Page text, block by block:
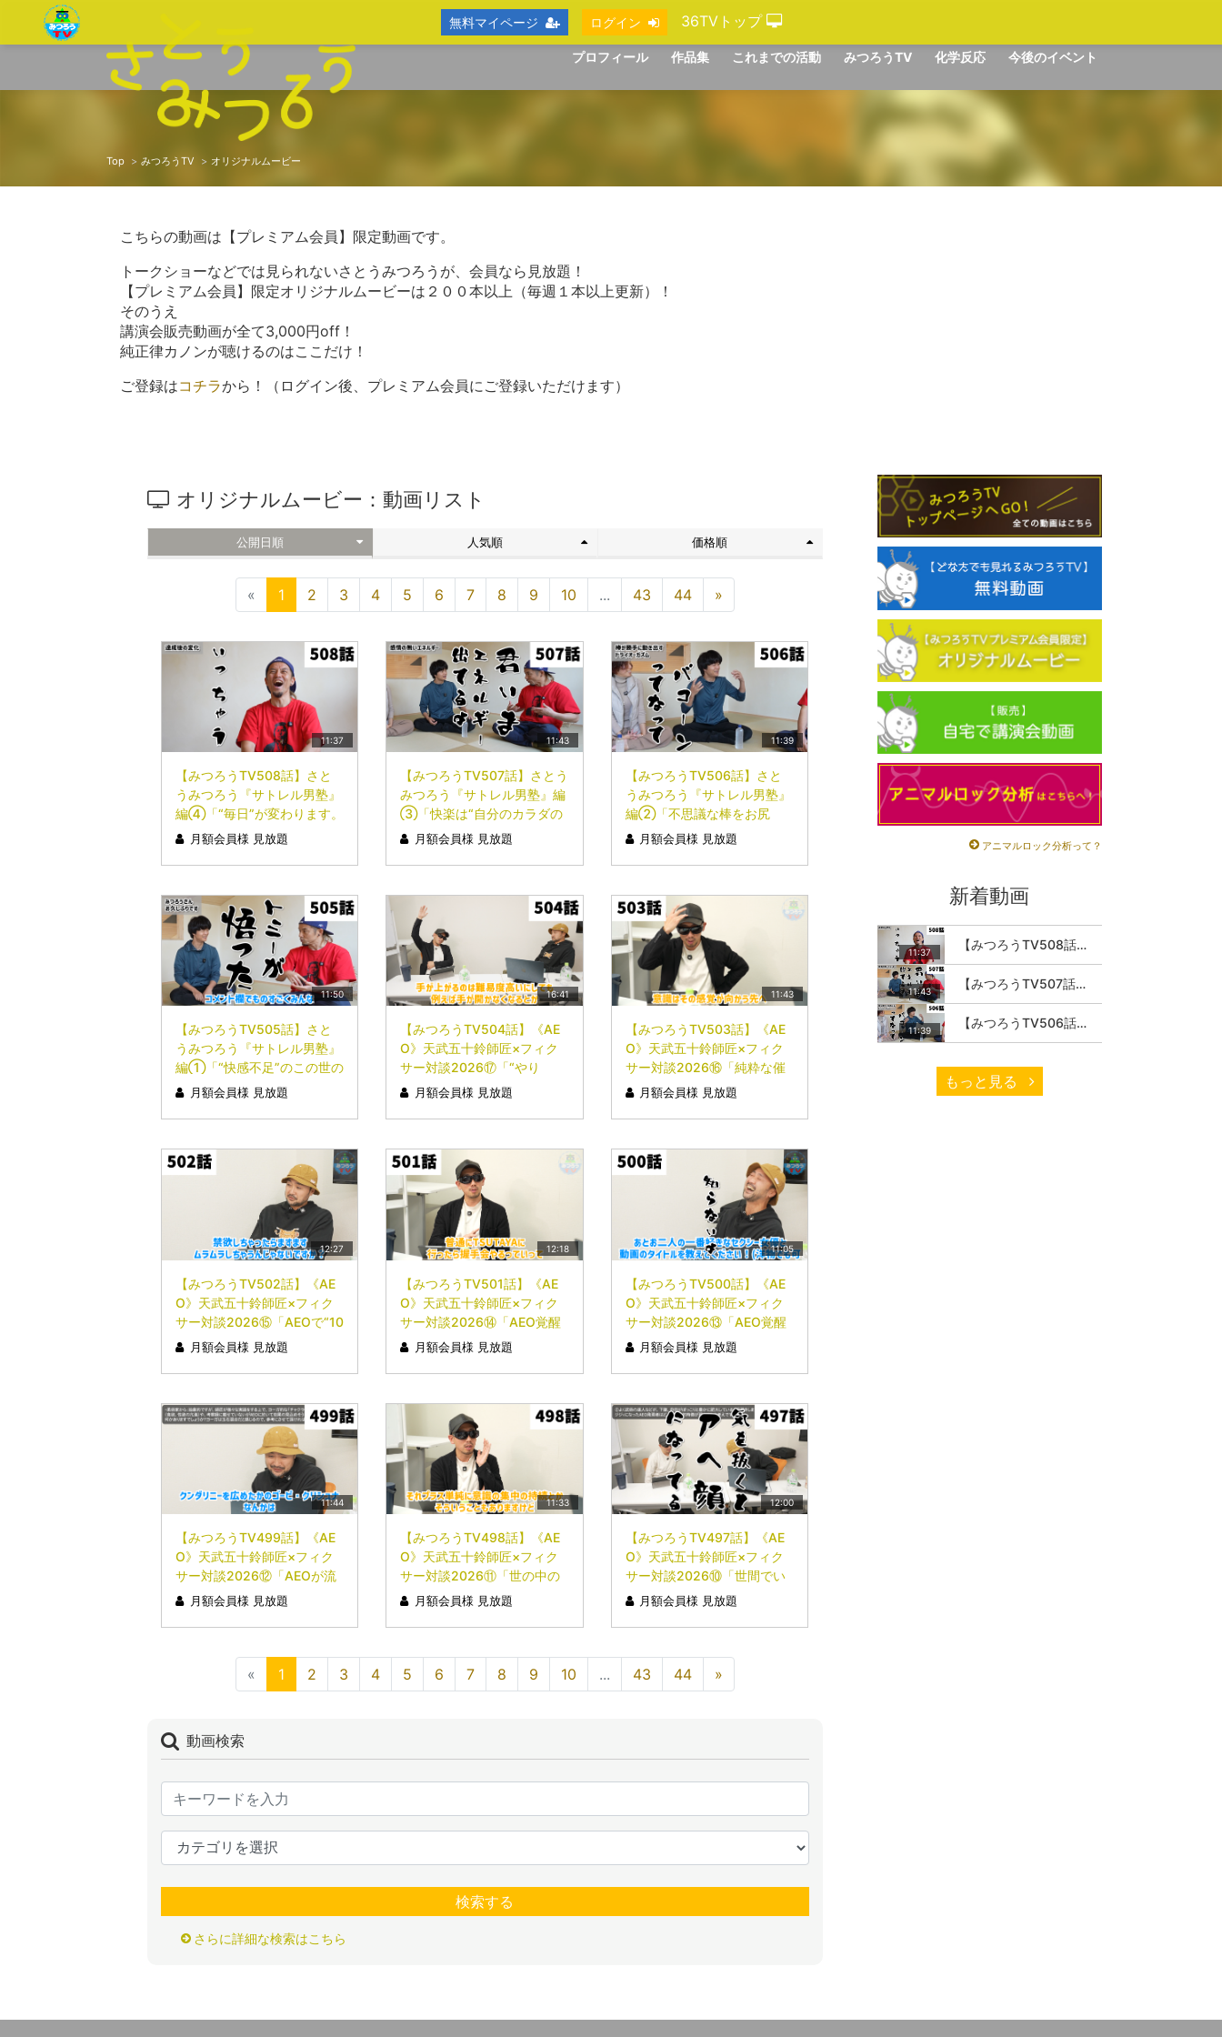
プロフィール 作品集 これまでの活動 みつろうTV 化学反応 今後のイベント
Top みつろうTV オリジナルムービー
こちらの動画は【プレミアム会員】限定動画です。
トークショーなどでは見られないさとうみつろうが、会員なら見放題！
【プレミアム会員】限定オリジナルムービーは２００本以上（毎週１本以上更新）！
そのうえ
講演会販売動画が全て3,000円off！
純正律カノンが聴けるのはここだけ！
ご登録はコチラから！（ログイン後、プレミアム会員にご登録いただけます）
オリジナルムービー：動画リスト
公開日順 人気順 価格順
« 1 2 3 4 5 6 7 8 9 10 ... 43 44 »
11:37
【みつろうTV508話】さと
うみつろう『サトレル男塾』
編④「“毎日”が変わります。
楽しく」
月額会員様 見放題
11:43
【みつろうTV507話】さとう
みつろう『サトレル男塾』編
③「快楽は“自分のカラダの
内側”にしかない」
月額会員様 見放題
11:39
【みつろうTV506話】さと
うみつろう『サトレル男塾』
編②「不思議な棒をお尻
に…」
月額会員様 見放題
11:50
【みつろうTV505話】さと
うみつろう『サトレル男塾』
編①「“快感不足”のこの世の
中…悟ってみたいと思いませ
月額会員様 見放題
16:41
【みつろうTV504話】《AE
O》天武五十鈴師匠×フィク
サー対談2026⑰「“やり
方”はどうでも、どれでも良
月額会員様 見放題
11:43
【みつろうTV503話】《AE
O》天武五十鈴師匠×フィク
サー対談2026⑯「純粋な催
眠」月額会員様 見放題
12:27
【みつろうTV502話】《AE
O》天武五十鈴師匠×フィク
サー対談2026⑮「AEOで“10
0％脱力”なカラダに」
月額会員様 見放題
12:18
【みつろうTV501話】《AE
O》天武五十鈴師匠×フィク
サー対談2026⑭「AEO覚醒
とセクシー女優」
月額会員様 見放題
11:05
【みつろうTV500話】《AE
O》天武五十鈴師匠×フィク
サー対談2026⑬「AEO覚醒
後の異常な変化」
月額会員様 見放題
11:44
【みつろうTV499話】《AE
O》天武五十鈴師匠×フィク
サー対談2026⑫「AEOが流
行らない（？）理由」
月額会員様 見放題
11:33
【みつろうTV498話】《AE
O》天武五十鈴師匠×フィク
サー対談2026⑪「世の中の
瞑想は〝真似事〟」
月額会員様 見放題
12:00
【みつろうTV497話】《AE
O》天武五十鈴師匠×フィク
サー対談2026⑩「世間でい
われてる〝悟り〟は……ｗ」
月額会員様 見放題
« 1 2 3 4 5 6 7 8 9 10 ... 43 44 »
動画検索
検索する
さらに詳細な検索はこちら
アニマルロック分析って？
無料マイページ ログイン 36TVトップ
新着動画
11:37 【みつろうTV508話】さとうみつろう『サトレル男塾』編④「“毎日”が変わります。楽しく」
11:43 【みつろうTV507話】さとうみつろう『サトレル男塾』編③「快楽は“自分のカラダの内側”にしかない」
11:39 【みつろうTV506話】さとうみつろう『サトレル男塾』編②「不思議な棒をお尻に…」
もっと見る